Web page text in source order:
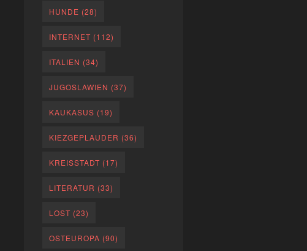
HUNDE (28)
INTERNET (112)
ITALIEN (34)
JUGOSLAWIEN (37)
KAUKASUS (19)
KIEZGEPLAUDER (36)
KREISSTADT (17)
LITERATUR (33)
LOST (23)
OSTEUROPA (90)